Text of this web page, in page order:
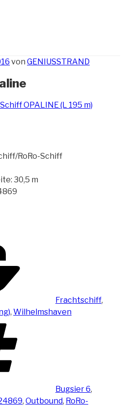
von GENIUSSTRAND
RoRo-Schiff
30,5 m
Frachtschiff,
, Wilhelmshaven
Bugsier 6,
, Outbound, RoRo-